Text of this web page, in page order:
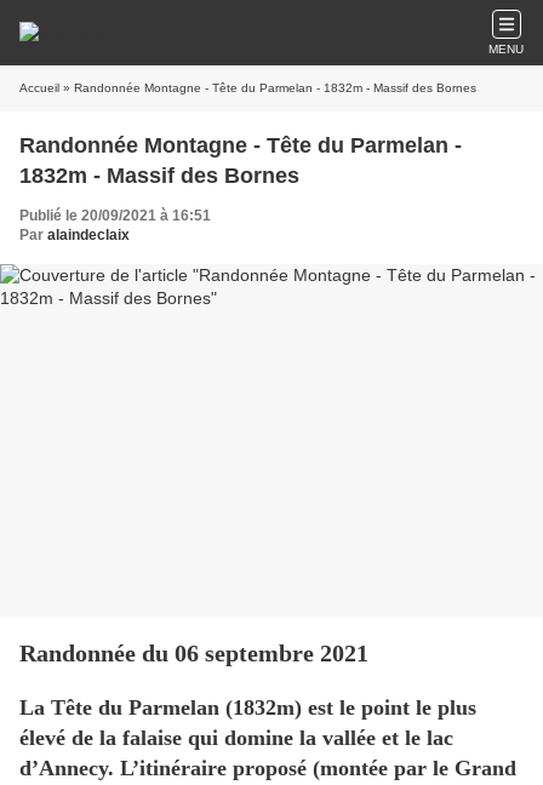
MENU
Accueil » Randonnée Montagne - Tête du Parmelan - 1832m - Massif des Bornes
Randonnée Montagne - Tête du Parmelan -
1832m - Massif des Bornes
Publié le 20/09/2021 à 16:51
Par alaindeclaix
Randonnée du 06 septembre 2021
La Tête du Parmelan (1832m) est le point le plus
élevé de la falaise qui domine la vallée et le lac
d’Annecy. L’itinéraire proposé (montée par le Grand